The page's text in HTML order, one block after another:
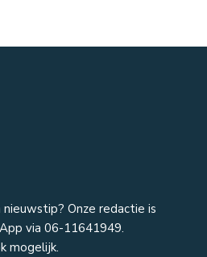
Onze redactie is
via 06-11641949.
mogelijk.